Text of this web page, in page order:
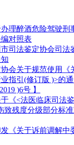
理醉酒危险驾驶刑
对照表
司法鉴定协会司法
会关于规范使用《
指引(修订版 )>的
)6号 】
《<法医临床司法
致残度分级部分标
《关于诉前调解中